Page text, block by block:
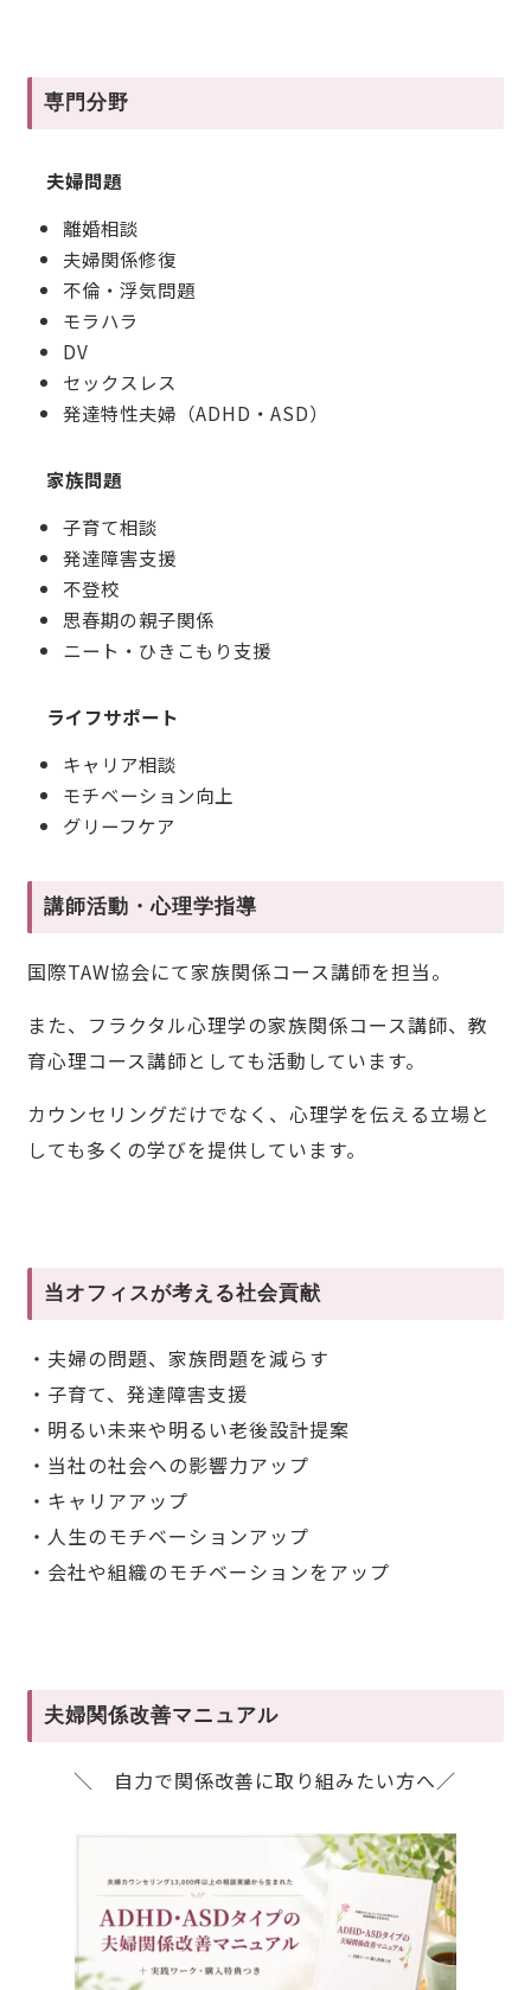
専門分野
夫婦問題
離婚相談
夫婦関係修復
不倫・浮気問題
モラハラ
DV
セックスレス
発達特性夫婦（ADHD・ASD）
家族問題
子育て相談
発達障害支援
不登校
思春期の親子関係
ニート・ひきこもり支援
ライフサポート
キャリア相談
モチベーション向上
グリーフケア
講師活動・心理学指導
国際TAW協会にて家族関係コース講師を担当。
また、フラクタル心理学の家族関係コース講師、教
育心理コース講師としても活動しています。
カウンセリングだけでなく、心理学を伝える立場と
しても多くの学びを提供しています。
当オフィスが考える社会貢献
・夫婦の問題、家族問題を減らす
・子育て、発達障害支援
・明るい未来や明るい老後設計提案
・当社の社会への影響力アップ
・キャリアアップ
・人生のモチベーションアップ
・会社や組織のモチベーションをアップ
夫婦関係改善マニュアル
＼ 自力で関係改善に取り組みたい方へ／